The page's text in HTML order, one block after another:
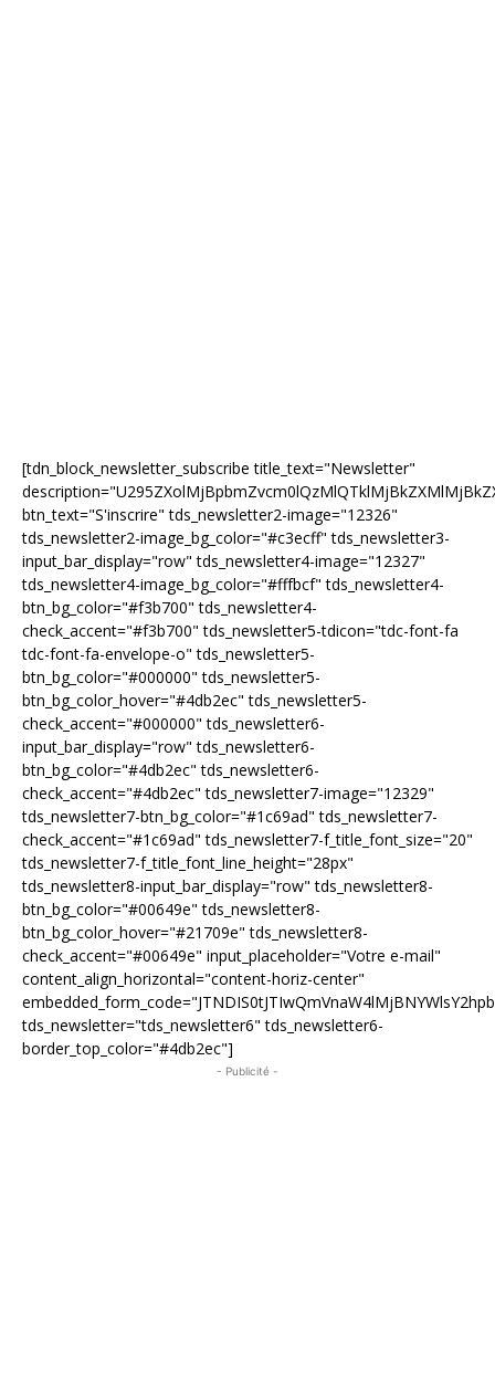
[tdn_block_newsletter_subscribe title_text="Newsletter"
btn_text="S'inscrire" tds_newsletter2-image="12326"
tds_newsletter2-image_bg_color="#c3ecff" tds_newsletter3-
input_bar_display="row" tds_newsletter4-image="12327"
tds_newsletter4-image_bg_color="#fffbcf" tds_newsletter4-
btn_bg_color="#f3b700" tds_newsletter4-
check_accent="#f3b700" tds_newsletter5-tdicon="tdc-font-fa
tdc-font-fa-envelope-o" tds_newsletter5-
btn_bg_color="#000000" tds_newsletter5-
btn_bg_color_hover="#4db2ec" tds_newsletter5-
check_accent="#000000" tds_newsletter6-
input_bar_display="row" tds_newsletter6-
btn_bg_color="#4db2ec" tds_newsletter6-
check_accent="#4db2ec" tds_newsletter7-image="12329"
tds_newsletter7-btn_bg_color="#1c69ad" tds_newsletter7-
check_accent="#1c69ad" tds_newsletter7-f_title_font_size="20"
tds_newsletter7-f_title_font_line_height="28px"
tds_newsletter8-input_bar_display="row" tds_newsletter8-
btn_bg_color="#00649e" tds_newsletter8-
btn_bg_color_hover="#21709e" tds_newsletter8-
check_accent="#00649e" input_placeholder="Votre e-mail"
content_align_horizontal="content-horiz-center"
tds_newsletter="tds_newsletter6" tds_newsletter6-
border_top_color="#4db2ec"]
- Publicité -